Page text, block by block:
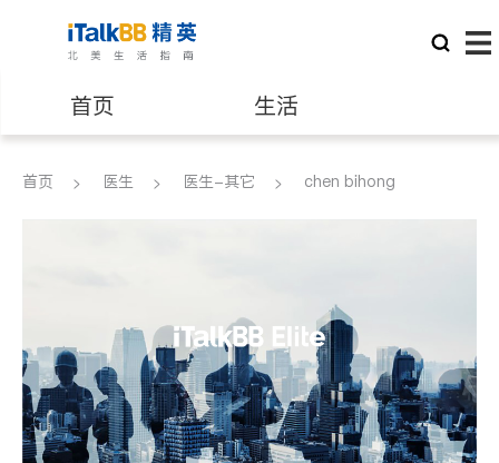
首页 生活
医生 律师
养老 非盈利组织
首页 医生 医生-其它 chen bihong